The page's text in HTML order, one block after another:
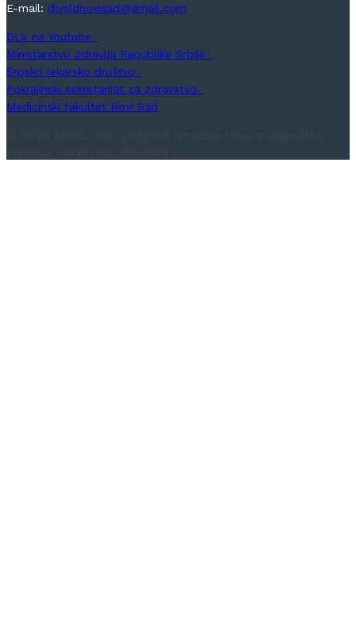
E-mail: dlvsldnovisad@gmail.com
DLV na Youtube
Ministarstvo zdravlja Republike Srbije
Srpsko lekarsko društvo
Pokrajinski sekretarijat za zdravstvo
Medicinski fakultet Novi Sad